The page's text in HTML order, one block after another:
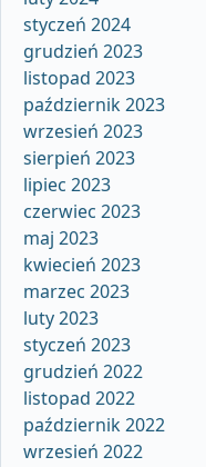
styczeń 2024
grudzień 2023
listopad 2023
październik 2023
wrzesień 2023
sierpień 2023
lipiec 2023
czerwiec 2023
maj 2023
kwiecień 2023
marzec 2023
luty 2023
styczeń 2023
grudzień 2022
listopad 2022
październik 2022
wrzesień 2022